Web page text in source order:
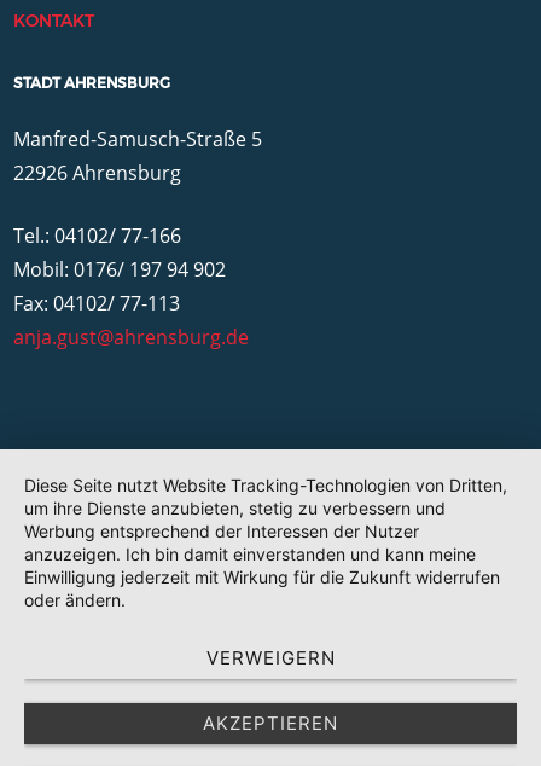
KONTAKT
STADT AHRENSBURG
Manfred-Samusch-Straße 5
22926 Ahrensburg
Tel.: 04102/ 77-166
Mobil: 0176/ 197 94 902
Fax: 04102/ 77-113
anja.gust@ahrensburg.de
Diese Seite nutzt Website Tracking-Technologien von Dritten,
um ihre Dienste anzubieten, stetig zu verbessern und
Werbung entsprechend der Interessen der Nutzer
anzuzeigen. Ich bin damit einverstanden und kann meine
Einwilligung jederzeit mit Wirkung für die Zukunft widerrufen
oder ändern.
VERWEIGERN
AKZEPTIEREN